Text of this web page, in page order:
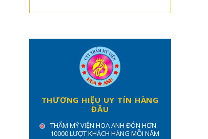
THƯƠNG HIỆU UY TÍN HÀNG
ĐẦU
THẨM MỸ VIỆN HOA ANH ĐÓN HƠN
10000 LƯỢT KHÁCH HÀNG MỖI NĂM